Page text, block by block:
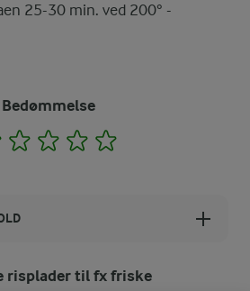
25-30 min. ved 200° -
Bedømmelse
1 2 3 4
risplader til fx friske